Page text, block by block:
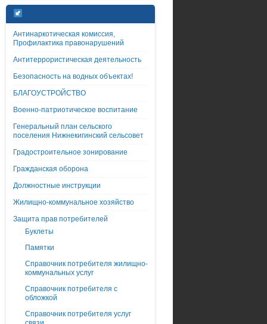
Антинаркотическая комиссия,
Профилактика правонарушений
Антитеррористическая деятельность
Безопасность на водных объектах!
БЛАГОУСТРОЙСТВО
Военно-патриотическое воспитание
Генеральный план сельского
поселения Нижнекигинский сельсовет
Градостроительное зонирование
Гражданская оборона
Должностные инструкции
Жилищно-коммунальное хозяйство
Защита прав потребителей
Буклеты
Памятки
Справочник потребителя жилищно-
коммунальных услуг
Справочник потребителя с
обложкой
Справочник потребителя услуг